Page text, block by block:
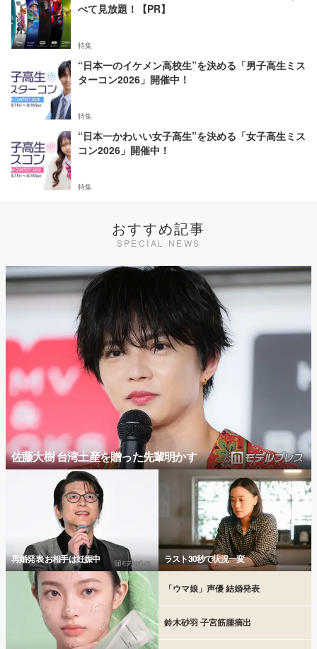
べて見放題！【PR】
特集
“日本一のイケメン高校生”を決める「男子高生ミス
ターコン2026」開催中！
特集
“日本一かわいい女子高生”を決める「女子高生ミス
コン2026」開催中！
特集
おすすめ記事
SPECIAL NEWS
佐藤大樹 台湾土産を贈った先輩明かす
再婚発表 お相手は妊娠中 ラスト30秒で状況一変
「ウマ娘」声優 結婚発表
鈴木砂羽 子宮筋腫摘出